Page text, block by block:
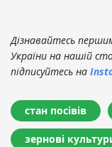
Дізнавайтесь
України на нашій
підписуйтесь на
стан посівів
зернові